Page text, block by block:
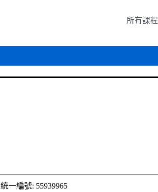
所有課程
統一編號: 55939965